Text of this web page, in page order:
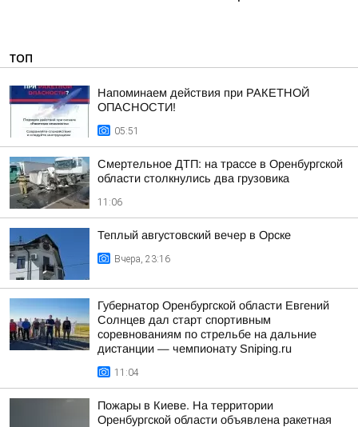
ТОП
Напоминаем действия при РАКЕТНОЙ
ОПАСНОСТИ!
05:51
Смертельное ДТП: на трассе в Оренбургской
области столкнулись два грузовика
11:06
Теплый августовский вечер в Орске
Вчера, 23:16
Губернатор Оренбургской области Евгений
Солнцев дал старт спортивным
соревнованиям по стрельбе на дальние
дистанции — чемпионату Sniping.ru
11:04
Пожары в Киеве. На территории
Оренбургской области объявлена ракетная